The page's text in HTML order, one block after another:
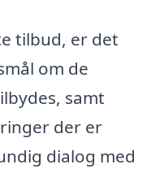
tilbud, er det
om de
samt
der er
dialog med